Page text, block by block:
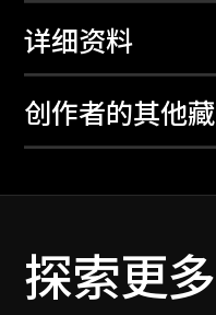
详细资料
创作者的其他
探索更多